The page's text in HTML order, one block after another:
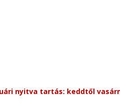
nyitva tartás: keddtől